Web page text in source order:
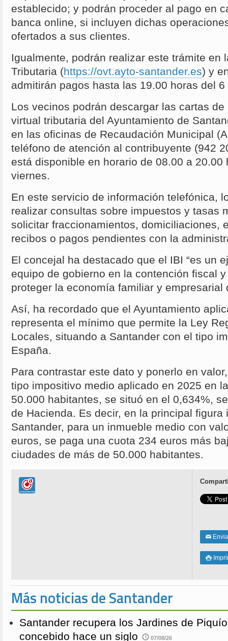
establecido; y podrán proceder al pago en
banca online, si incluyen dichas
ofertados a sus clientes.
Igualmente, podrán realizar este trámite en
Tributaria (https://ovt.ayto-santander.es) y
admitirán pagos hasta las 19.00 horas del
Los vecinos podrán descargar las cartas
virtual tributaria del Ayuntamiento de
en las oficinas de Recaudación Municipal
teléfono de atención al contribuyente (942
está disponible en horario de 08.00 a 20.00
viernes.
En este servicio de información telefónica,
realizar consultas sobre impuestos y tasas
solicitar fraccionamientos, domiciliaciones,
recibos o pagos pendientes con la
El concejal ha destacado que el IBI “es un
equipo de gobierno en la contención fiscal
proteger la economía familiar y empresarial
Así, ha recordado que el Ayuntamiento
representa el mínimo que permite la Ley
Locales, situando a Santander con el tipo
España.
Para contrastar este dato y ponerlo en
tipo impositivo medio aplicado en 2025 en
50.000 habitantes, se situó en el 0,634%,
de Hacienda. Es decir, en la principal figura
Santander, para un inmueble medio con
euros, se paga una cuota 234 euros más
ciudades de más de 50.000 habitantes.
✉

Más noticias de Santander
Santander recupera los Jardines de
concebido hace un siglo
07/08/26